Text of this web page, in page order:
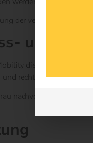
der verfügbaren
und
die Anforderungen
rechtlich verbindlich
nachvollzogen und